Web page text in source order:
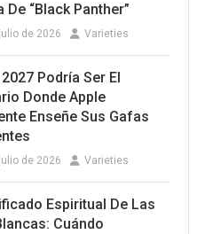
De “Black Panther”
de 2026 Varieties
Podría Ser El
Donde Apple
Enseñe Sus Gafas
de 2026 Varieties
Espiritual De Las
Cuándo